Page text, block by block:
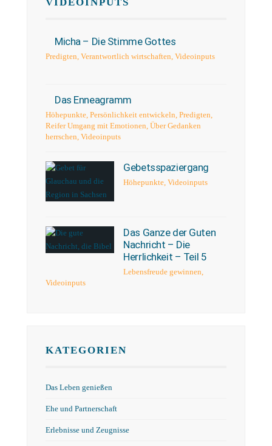
Micha – Die Stimme Gottes
Predigten Verantwortlich wirtschaften Videoinputs
Das Enneagramm
Höhepunkte Persönlichkeit entwickeln Predigten
Reifer Umgang mit Emotionen Über Gedanken
herrschen Videoinputs
Gebetsspaziergang
Höhepunkte ,Videoinputs
Das Ganze der Guten
Nachricht – Die
Herrlichkeit – Teil 5
Lebensfreude gewinnen
Videoinputs
KATEGORIEN
Das Leben genießen
Ehe und Partnerschaft
Erlebnisse und Zeugnisse